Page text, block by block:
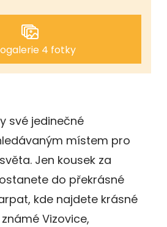
4 fotky
své jedinečné
místem pro
Jen kousek za
do překrásné
kde najdete krásné
Vizovice,